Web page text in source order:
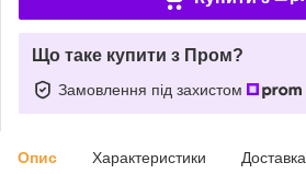
Що таке купити з Пром?
Замовлення під захистом
Опис Характеристики Доставка